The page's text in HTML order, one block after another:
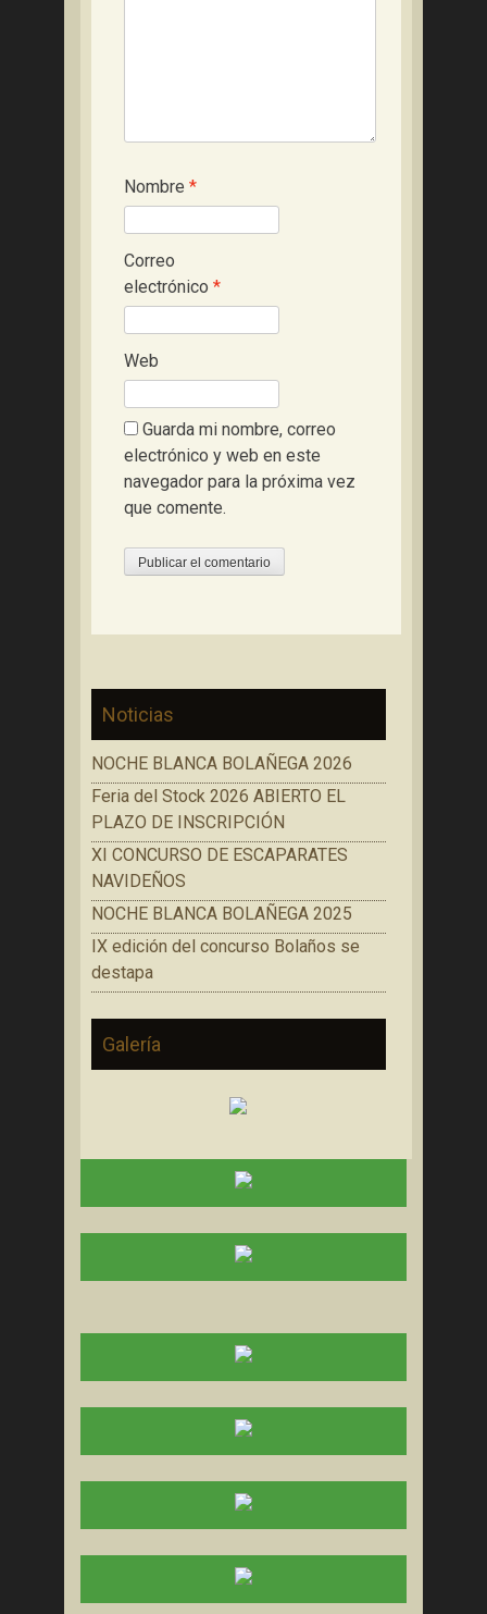
Nombre *
Correo
electrónico *
Web
Guarda mi nombre, correo
electrónico y web en este
navegador para la próxima vez
que comente.
Noticias
NOCHE BLANCA BOLAÑEGA 2026
Feria del Stock 2026 ABIERTO EL
PLAZO DE INSCRIPCIÓN
XI CONCURSO DE ESCAPARATES
NAVIDEÑOS
NOCHE BLANCA BOLAÑEGA 2025
IX edición del concurso Bolaños se
destapa
Galería